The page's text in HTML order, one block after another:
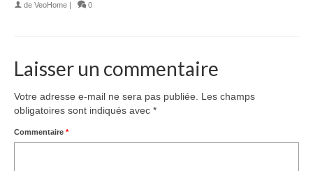
de VeoHome | 0
Laisser un commentaire
Votre adresse e-mail ne sera pas publiée.
Les champs
obligatoires sont indiqués avec *
Commentaire *